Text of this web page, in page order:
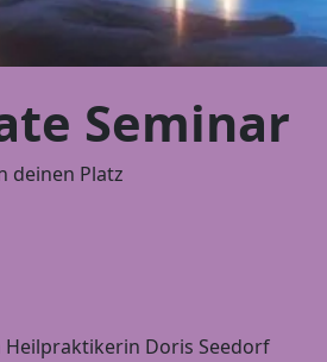
Seminar
deinen Platz
Heilpraktikerin Doris Seedorf